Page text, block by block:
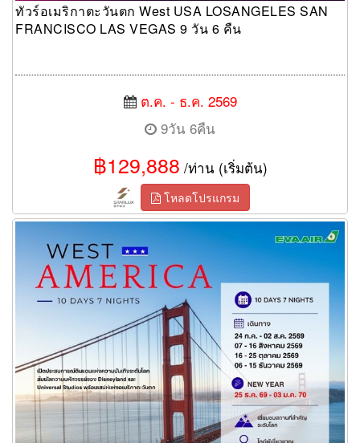
ทัวร์อเมริกาตะวันตก West USA LOSANGELES SAN
FRANCISCO LAS VEGAS 9 วัน 6 คืน
ต.ค. - ธ.ค. 2569
9วัน 6คืน
฿129,888 /ท่าน (เริ่มต้น)
โหลดโปรแกรม